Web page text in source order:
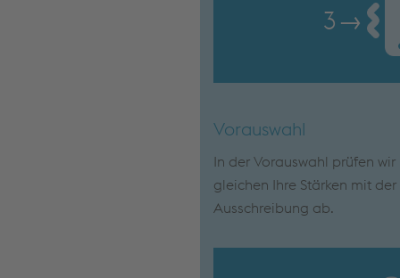
3→
Vorauswahl
In der Vorauswahl prüfen
gleichen Ihre Stärken mit
Ausschreibung ab.